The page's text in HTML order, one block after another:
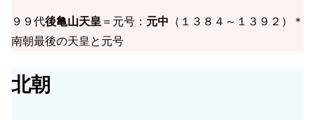
９９代後亀山天皇 ＝元号： 元中 （１３８４～１３９２）＊
南朝最後の天皇と元号
北朝